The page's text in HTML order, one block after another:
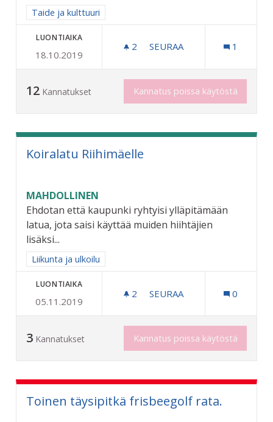
Rajaa tulokset aihepiirin mukaan: Taide ja kulttuuri
Taide ja kulttuuri
LUONTIAIKA
18.10.2019
2 2 SEURAAJAA
SEURAA 1
12 Kannatukset Kannatus poissa käytöstä
Koiralatu Riihimäelle
MAHDOLLINEN
Ehdotan että kaupunki ryhtyisi ylläpitämään
latua, jota saisi käyttää muiden hiihtäjien
lisäksi...
Rajaa tulokset aihepiirin mukaan: Liikunta ja ulkoilu
Liikunta ja ulkoilu
LUONTIAIKA
05.11.2019
2 2 SEURAAJAA
SEURAA 0
3 Kannatukset Kannatus poissa käytöstä
Toinen täysipitkä frisbeegolf rata.